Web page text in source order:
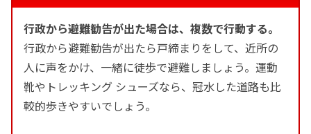
行政から避難勧告が出た場合は、複数で行動する。
行政から避難勧告が出たら戸締まりをして、近所の
人に声をかけ、一緒に徒歩で避難しましょう。運動
靴やトレッキング シューズなら、冠水した道路も比
較的歩きやすいでしょう。